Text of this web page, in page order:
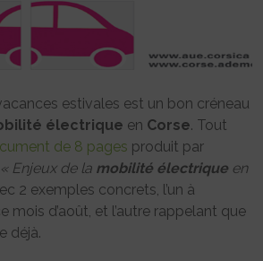
estivales est un bon créneau
électrique en Corse. Tout
de 8 pages produit par
« Enjeux de la mobilité électrique en
2 exemples concrets, l’un à
mois d’août, et l’autre rappelant que
déjà.